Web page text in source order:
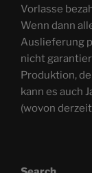
Vorlasse
Wenn dann
Auslieferung
nicht
Produktion,
kann es auch
(wovon